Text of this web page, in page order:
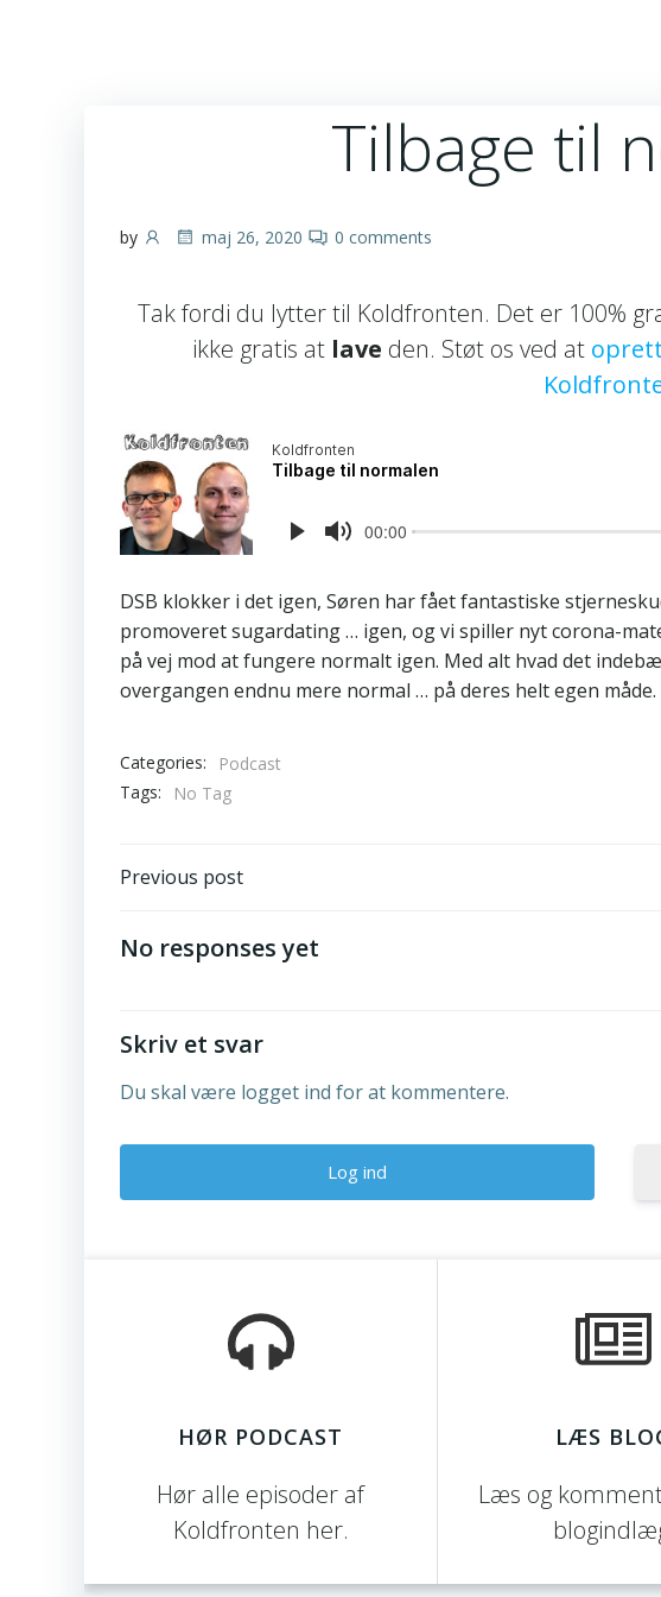
Tilbage til
by maj 26, 2020 0 comments
Tak fordi du lytter til Koldfronten. Det er 100%
ikke gratis at lave den. Støt os ved at
DSB klokker i det igen, Søren har fået fantastiske
promoveret sugardating … igen, og vi spiller nyt corona-
på vej mod at fungere normalt igen. Med alt hvad det
overgangen endnu mere normal … på deres helt egen måde.
Categories:
Podcast
Tags:
No Tag
Post
navigation
Previous post
No responses yet
Skriv et svar
Du skal være logget ind for at kommentere.
HØR PODCAST
Hør alle episoder af
Koldfronten her.
LÆS
Læs og